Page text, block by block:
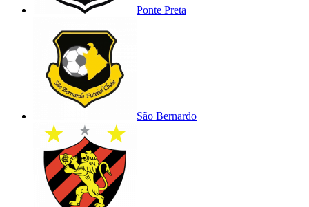
Ponte Preta
São Bernardo